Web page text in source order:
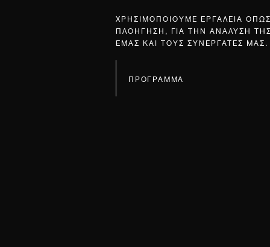
ΧΡΗΣΙΜΟΠΟΙΟΥΜΕ ΕΡΓΑΛΕΙΑ
ΠΛΟΗΓΗΣΗ, ΓΙΑ ΤΗΝ ΑΝΑΛΥΣΗ
ΕΜΑΣ ΚΑΙ ΤΟΥΣ ΣΥΝΕΡΓΑΤΕΣ ΜΑΣ.
ΠΡΟΓΡΑΜΜΑ